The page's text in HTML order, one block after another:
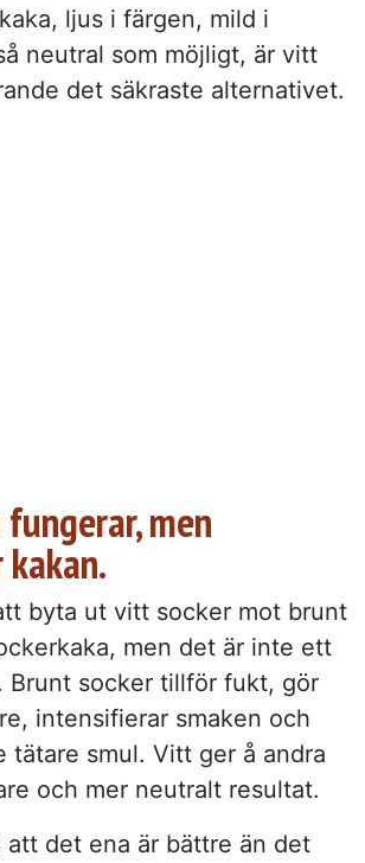
ljus i färgen, mild i
neutral som möjligt, är vitt
det säkraste alternativet.
men
byta ut vitt socker mot brunt
men det är inte ett
Brunt socker tillför fukt, gör
intensifierar smaken och
tätare smul. Vitt ger å andra
och mer neutralt resultat.
att det ena är bättre än det